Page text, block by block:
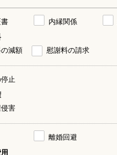
内縁関係
減額
慰謝料の請求
止
害
離婚回避